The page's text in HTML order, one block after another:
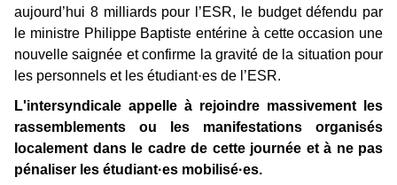
aujourd’hui 8 milliards pour l’ESR, le budget défendu par
le ministre Philippe Baptiste entérine à cette occasion une
nouvelle saignée et confirme la gravité de la situation pour
les personnels et les étudiant·es de l’ESR.
L'intersyndicale appelle à rejoindre massivement les
rassemblements ou les manifestations organisés
localement dans le cadre de cette journée et à ne pas
pénaliser les étudiant·es mobilisé·es.